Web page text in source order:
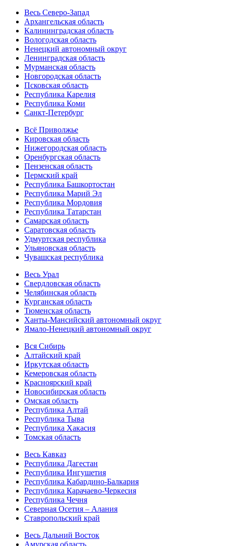
Весь Северо-Запад
Архангельская область
Калининградская область
Вологодская область
Ненецкий автономный округ
Ленинградская область
Мурманская область
Новгородская область
Псковская область
Республика Карелия
Республика Коми
Санкт-Петербург
Всё Приволжье
Кировская область
Нижегородская область
Оренбургская область
Пензенская область
Пермский край
Республика Башкортостан
Республика Марий Эл
Республика Мордовия
Республика Татарстан
Самарская область
Саратовская область
Удмуртская республика
Ульяновская область
Чувашская республика
Весь Урал
Свердловская область
Челябинская область
Курганская область
Тюменская область
Ханты-Мансийский автономный округ
Ямало-Ненецкий автономный округ
Вся Сибирь
Алтайский край
Иркутская область
Кемеровская область
Красноярский край
Новосибирская область
Омская область
Республика Алтай
Республика Тыва
Республика Хакасия
Томская область
Весь Кавказ
Республика Дагестан
Республика Ингушетия
Республика Кабардино-Балкария
Республика Карачаево-Черкесия
Республика Чечня
Северная Осетия – Алания
Ставропольский край
Весь Дальний Восток
Амурская область